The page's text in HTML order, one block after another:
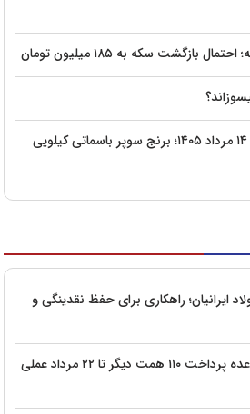
سکه به ۱۸۵ میلیون تومان
قیمت برنج پاکستانی امروز ۱۴ مرداد ۱۴۰۵؛ برنج سوپر باسماتی کیلویی
ایرانیان؛ راهکاری برای حفظ نقدینگی و
بحران مطالبات گندمکاران؛ وعده پرداخت ۱۱۰ همت دیگر تا ۲۲ مرداد عملی